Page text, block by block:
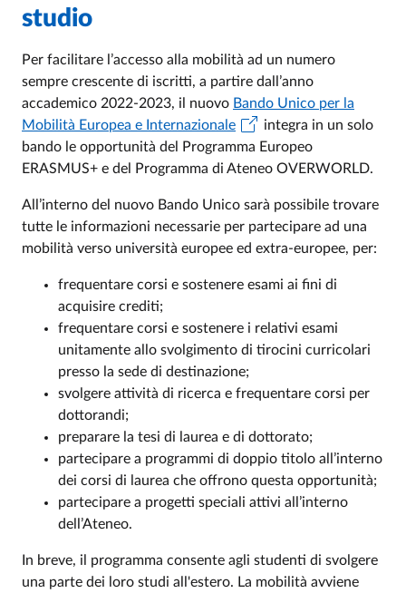
studio
Per facilitare l’accesso alla mobilità ad un numero
sempre crescente di iscritti, a partire dall’anno
accademico 2022-2023, il nuovo Bando Unico per la
Mobilità Europea e Internazionale
integra in un solo
bando le opportunità del Programma Europeo
ERASMUS+ e del Programma di Ateneo OVERWORLD.
All’interno del nuovo Bando Unico sarà possibile trovare
tutte le informazioni necessarie per partecipare ad una
mobilità verso università europee ed extra-europee, per:
frequentare corsi e sostenere esami ai fini di
acquisire crediti;
frequentare corsi e sostenere i relativi esami
unitamente allo svolgimento di tirocini curricolari
presso la sede di destinazione;
svolgere attività di ricerca e frequentare corsi per
dottorandi;
preparare la tesi di laurea e di dottorato;
partecipare a programmi di doppio titolo all’interno
dei corsi di laurea che offrono questa opportunità;
partecipare a progetti speciali attivi all’interno
dell’Ateneo.
In breve, il programma consente agli studenti di svolgere
una parte dei loro studi all'estero. La mobilità avviene